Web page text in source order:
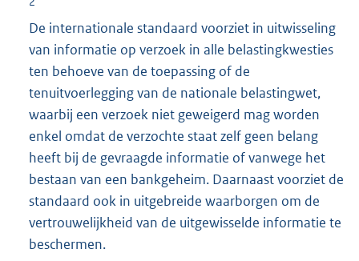
De internationale standaard voorziet in uitwisseling
van informatie op verzoek in alle belastingkwesties
ten behoeve van de toepassing of de
tenuitvoerlegging van de nationale belastingwet,
waarbij een verzoek niet geweigerd mag worden
enkel omdat de verzochte staat zelf geen belang
heeft bij de gevraagde informatie of vanwege het
bestaan van een bankgeheim. Daarnaast voorziet de
standaard ook in uitgebreide waarborgen om de
vertrouwelijkheid van de uitgewisselde informatie te
beschermen.